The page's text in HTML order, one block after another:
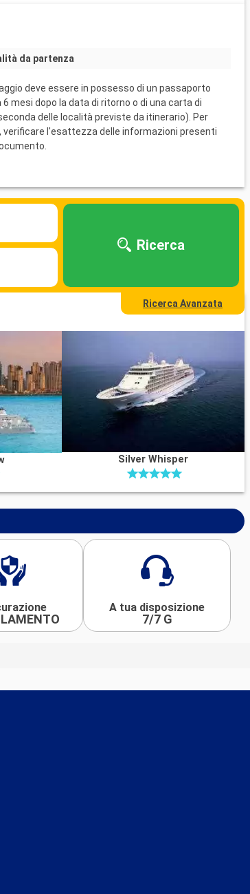
da partenza
deve essere in possesso di un passaporto
6 mesi dopo la data di ritorno o di una carta di
delle località previste da itinerario). Per
verificare l'esattezza delle informazioni presenti
Ricerca
Ricerca Avanzata
Silver Whisper
A tua disposizione
7/7 G